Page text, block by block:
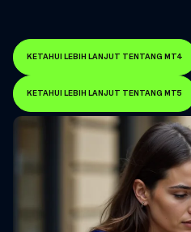
KETAHUI LEBIH LANJUT TENTANG MT4
KETAHUI LEBIH LANJUT TENTANG MT5